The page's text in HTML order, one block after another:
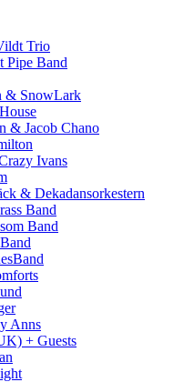
Trio
Pipe Band
& SnowLark
& Jacob Chano
Ivans
& Dekadansorkestern
Band
Band
Anns
+ Guests